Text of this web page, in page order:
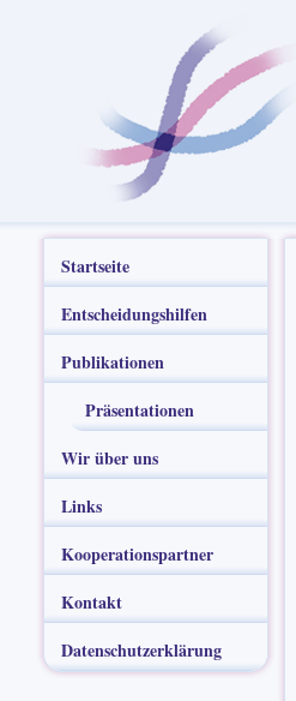
Startseite
Entscheidungshilfen
Publikationen
Präsentationen
Wir über uns
Links
Kooperationspartner
Kontakt
Datenschutzerklärung